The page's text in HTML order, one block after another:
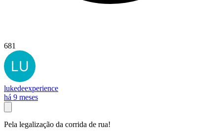
681
lukedeexperience
há 9 meses
Pela legalização da corrida de rua!